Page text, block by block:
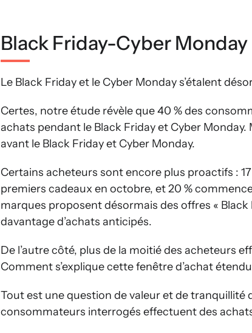
Black Friday-Cyber Monday
Le Black Friday et le Cyber Monday s’étalent
Certes, notre étude révèle que 40 % des
achats pendant le Black Friday et Cyber
avant le Black Friday et Cyber Monday.
Certains acheteurs sont encore plus proactifs :
premiers cadeaux en octobre, et 20 %
marques proposent désormais des offres «
davantage d’achats anticipés.
De l’autre côté, plus de la moitié des acheteurs
Comment s’explique cette fenêtre d’achat
Tout est une question de valeur et de tranquillité
consommateurs interrogés effectuent des